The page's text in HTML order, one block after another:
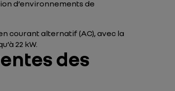
d’environnements de
courant alternatif (AC), avec la
22 kW.
des